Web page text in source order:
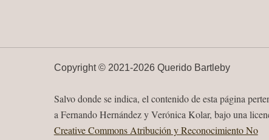
Copyright © 2021-2026 Querido Bartleby
Salvo donde se indica, el contenido de esta página
a Fernando Hernández y Verónica Kolar, bajo una
Creative Commons Atribución y Reconocimiento No